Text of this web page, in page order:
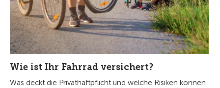
Wie ist Ihr Fahrrad versichert?
Was deckt die Privathaftpflicht und welche Risiken können